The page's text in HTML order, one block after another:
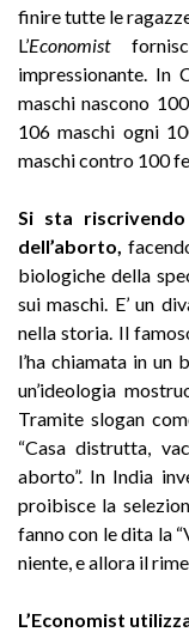
finire tutte le
L’Economist
impressionante. In
maschi nascono
106 maschi ogni
maschi contro 100
Si sta
dell’aborto,
biologiche della
sui maschi. E’ un
nella storia. Il
l’ha chiamata in un
un’ideologia
Tramite slogan
“Casa distrutta,
aborto”. In India
proibisce la
fanno con le dita la
niente, e allora il
L’Economist